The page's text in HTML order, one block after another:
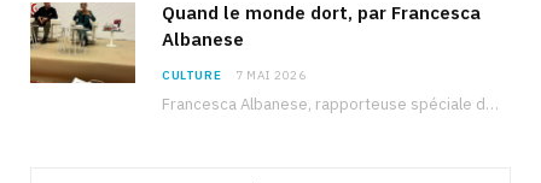
Quand le monde dort, par Francesca
Albanese
CULTURE 7 MAI 2026
Francesca Albanese, rapporteuse spéciale de l’ONU sur les territoires palestiniens occupés, était à Tunis pour…